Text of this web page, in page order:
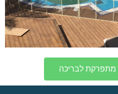
מתפרקת לבריכה